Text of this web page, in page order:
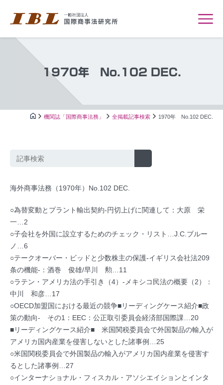
1970年 No.102 DEC.
機関誌「国際商事法務」 全掲載記事検索 1970年 No.102 DEC.
海外商事法務（1970年）No.102 DEC.
○為替変動とプラント輸出契約-円切上げに関連して：大原 栄
一…2
○子会社を外国に設立するためのチェック・リスト…J.C.ブルー
ノ…6
○テークオーバー・ビッドと少数株主の保護-イギリス会社法209
条の機能-：酒巻 俊雄/早川 勲…11
○ラテン・アメリカ法の手引き（4）-メキシコ民法の概要（2）：
中川 和彦…17
○OECD加盟国における最近の競争■リーディングケース紹介■政
策の動向- その1：EEC：公正取引委員会経済部国際課…20
■リーディングケース紹介■ 米国関税委員会で外国製品の輸入が
アメリカ国内産業を侵害しないとした諸事例…25
○米国関税委員会で外国製品の輸入がアメリカ国内産業を侵害す
るとした諸事例…27
○インターナショナル・フィスカル・アソシエイションとインタ